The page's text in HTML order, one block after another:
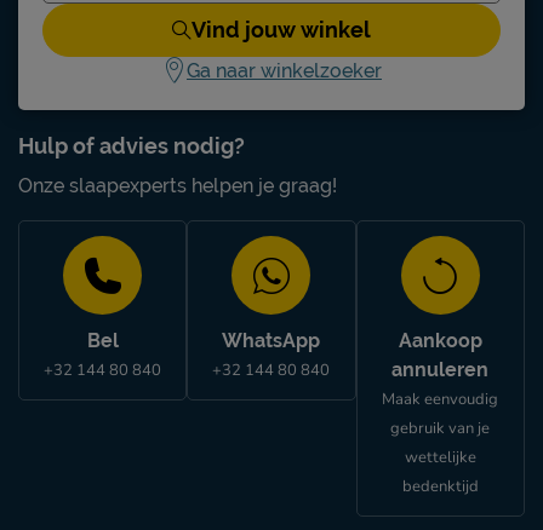
Montage
gratis gemonteerd
Leveranciersinformatie
Locatie
Uden, Nederland
Emailadres
info@beterbed.nl
Hulp of advies nodig?
Onze slaapexperts helpen je graag!
Bel
+32 144 80 840
WhatsApp
+32 144 80 840
Aankoop
annuleren
Maak eenvoudig
gebruik van je
wettelijke
bedenktijd
Vind jouw winkel
Ga naar winkelzoeker